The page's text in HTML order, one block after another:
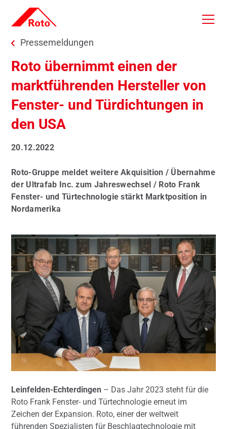
Skip to main content
You are here:
Pressemeldungen
Roto übernimmt einen der
marktführenden Hersteller von
Fenster- und Türdichtungen in
den USA
20.12.2022
Roto-Gruppe meldet weitere Akquisition / Übernahme
der Ultrafab Inc. zum Jahreswechsel / Roto Frank
Fenster- und Türtechnologie stärkt Marktposition in
Nordamerika
Leinfelden-Echterdingen – Das Jahr 2023 steht für die
Roto Frank Fenster- und Türtechnologie erneut im
Zeichen der Expansion. Roto, einer der weltweit
führenden Spezialisten für Beschlagtechnologie mit